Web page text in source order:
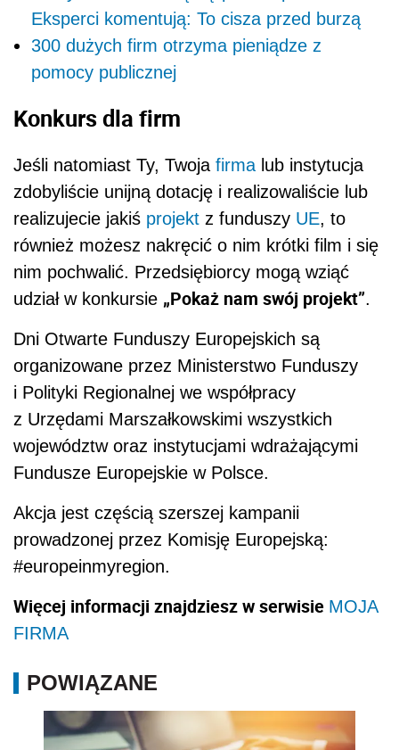
Eksperci komentują: To cisza przed burzą
300 dużych firm otrzyma pieniądze z
pomocy publicznej
Konkurs dla firm
Jeśli natomiast Ty, Twoja firma lub instytucja
zdobyliście unijną dotację i realizowaliście lub
realizujecie jakiś projekt z funduszy UE, to
również możesz nakręcić o nim krótki film i się
nim pochwalić. Przedsiębiorcy mogą wziąć
udział w konkursie „Pokaż nam swój projekt”.
Dni Otwarte Funduszy Europejskich są
organizowane przez Ministerstwo Funduszy
i Polityki Regionalnej we współpracy
z Urzędami Marszałkowskimi wszystkich
województw oraz instytucjami wdrażającymi
Fundusze Europejskie w Polsce.
Akcja jest częścią szerszej kampanii
prowadzonej przez Komisję Europejską:
#europeinmyregion.
Więcej informacji znajdziesz w serwisie MOJA
FIRMA
POWIĄZANE